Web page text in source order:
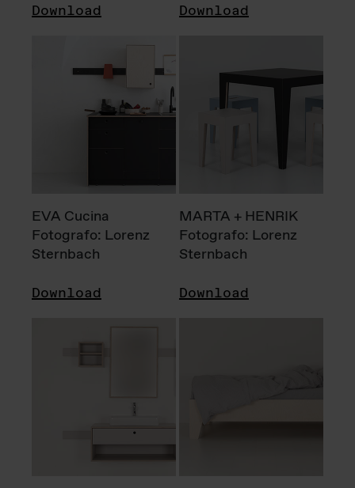
Download Download
EVA Cucina
Fotografo: Lorenz
Sternbach
Download
MARTA + HENRIK
Fotografo: Lorenz
Sternbach
Download